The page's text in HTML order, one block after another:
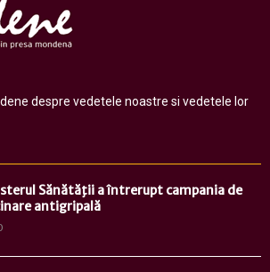
despre vedetele noastre si vedetele lor
Sănătăţii a întrerupt campania de
antigripală